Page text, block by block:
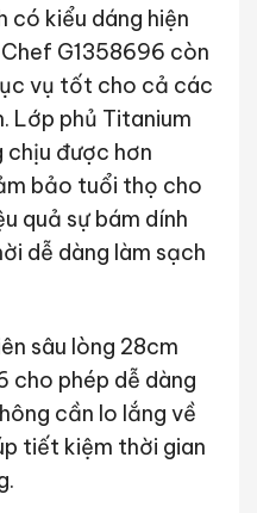
có kiểu dáng hiện
G1358696 còn
vụ tốt cho cả các
Lớp phủ Titanium
chịu được hơn
bảo tuổi thọ cho
quả sự bám dính
dễ dàng làm sạch
sâu lòng 28cm
cho phép dễ dàng
cần lo lắng về
tiết kiệm thời gian